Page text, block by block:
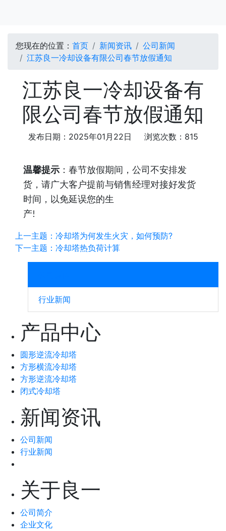
您现在的位置： 首页 新闻资讯
公司新闻
江苏良一冷却设备有限公司春节放假通知
江苏良一冷却设备有
限公司春节放假通知
发布日期：2025年01月22日 浏览次数：815
温馨提示 ： 春节放假期间，公司不安排发
货，请广大客户提前与销售经理对接好发货
时间，以免延误您的生
产!
上一主题：冷却塔为何发生火灾，如何预防?
下一主题：冷却塔热负荷计算
行业新闻
产品中心
圆形逆流冷却塔
方形横流冷却塔
方形逆流冷却塔
闭式冷却塔
新闻资讯
公司新闻
行业新闻
关于良一
公司简介
企业文化